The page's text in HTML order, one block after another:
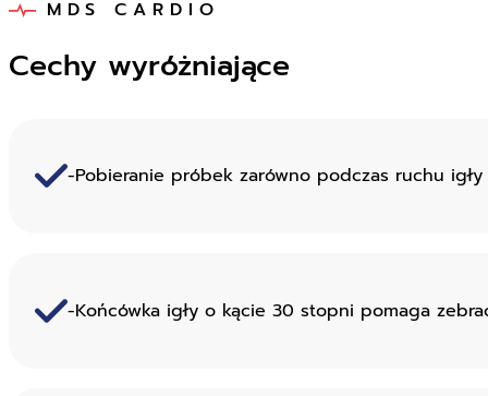
MDS CARDIO
Cechy wyróżniające
-Pobieranie próbek zarówno podczas ruchu
-Końcówka igły o kącie 30 stopni pomaga